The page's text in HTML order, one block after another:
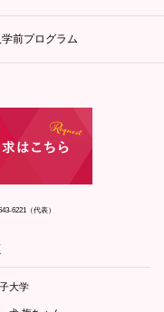
学前プログラム
6221（代表）
大学